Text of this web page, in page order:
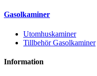
Gasolkaminer
Utomhuskaminer
Tillbehör Gasolkaminer
Information